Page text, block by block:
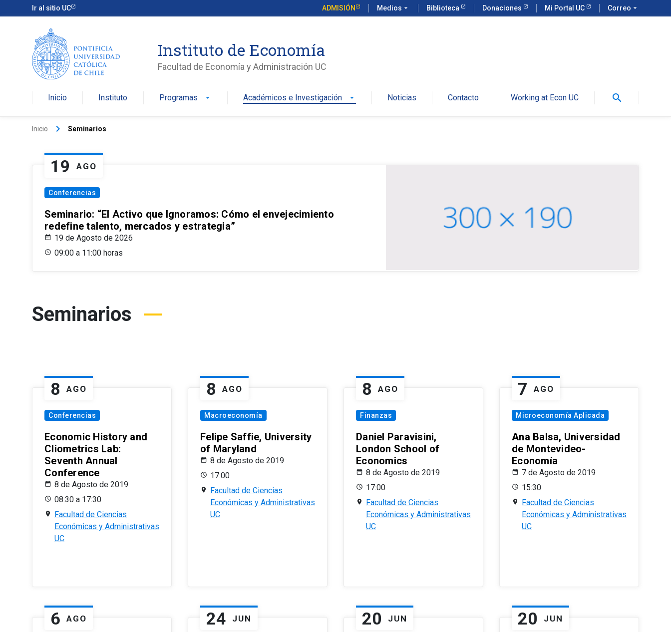
Ir al sitio UC ADMISIÓN Medios arrow_drop_down Biblioteca Donaciones Mi Portal UC Correo arrow_drop_down
Instituto de Economía
Facultad de Economía y Administración UC
Inicio Instituto Programas arrow_drop_down Académicos e Investigación arrow_drop_down Noticias Contacto Working at Econ UC search
Inicio keyboard_arrow_right Seminarios
19 AGO
Conferencias
Seminario: “El Activo que Ignoramos: Cómo el envejecimiento
redefine talento, mercados y estrategia”
19 de Agosto de 2026
09:00 a 11:00 horas
Seminarios
8 AGO
Conferencias
Economic History and
Cliometrics Lab:
Seventh Annual
Conference
8 de Agosto de 2019
08:30 a 17:30
Facultad de Ciencias
Económicas y Administrativas
UC
8 AGO
Macroeconomía
Felipe Saffie, University
of Maryland
8 de Agosto de 2019
17:00
Facultad de Ciencias
Económicas y Administrativas
UC
8 AGO
Finanzas
Daniel Paravisini,
London School of
Economics
8 de Agosto de 2019
17:00
Facultad de Ciencias
Económicas y Administrativas
UC
7 AGO
Microeconomía Aplicada
Ana Balsa, Universidad
de Montevideo-
Economía
7 de Agosto de 2019
15:30
Facultad de Ciencias
Económicas y Administrativas
UC
6 AGO 24 JUN 20 JUN 20 JUN